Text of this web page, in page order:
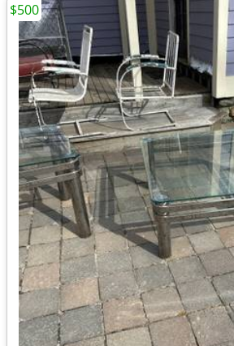
$500